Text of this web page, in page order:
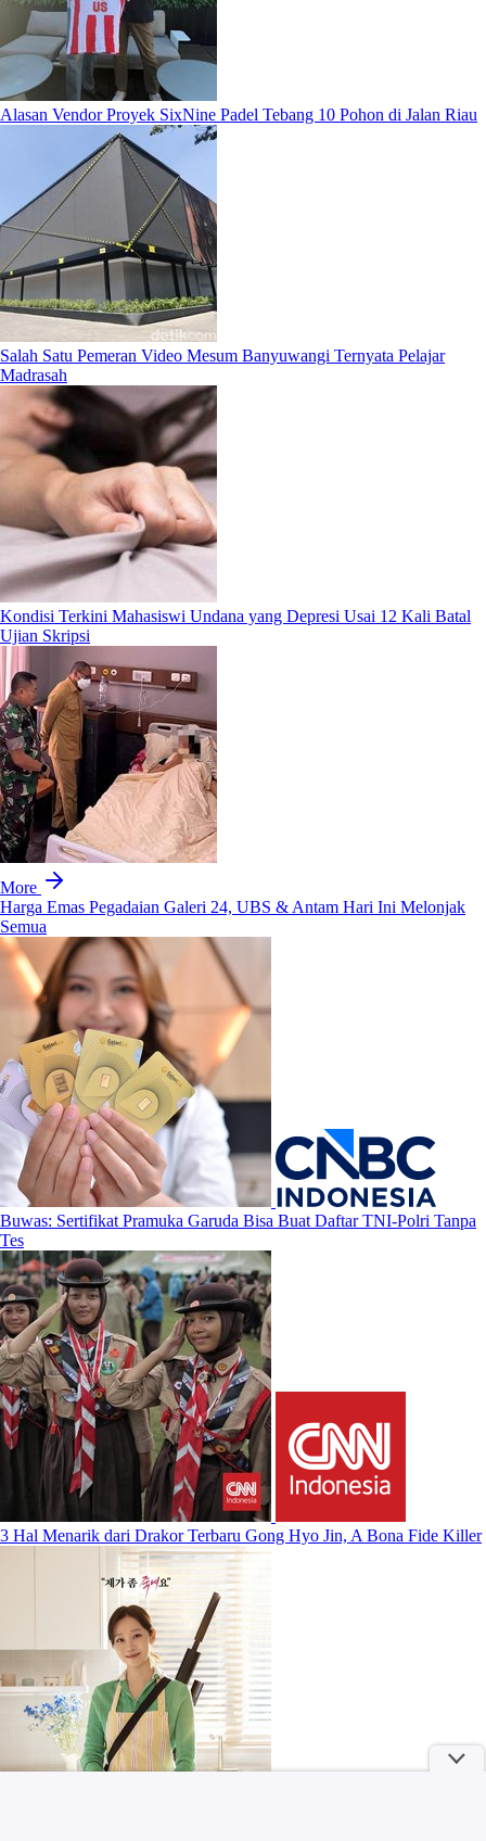
Alasan Vendor Proyek SixNine Padel Tebang 10 Pohon di Jalan Riau
Salah Satu Pemeran Video Mesum Banyuwangi Ternyata Pelajar
Madrasah
Kondisi Terkini Mahasiswi Undana yang Depresi Usai 12 Kali Batal
Ujian Skripsi
More
Harga Emas Pegadaian Galeri 24, UBS & Antam Hari Ini Melonjak
Semua
Buwas: Sertifikat Pramuka Garuda Bisa Buat Daftar TNI-Polri Tanpa
Tes
3 Hal Menarik dari Drakor Terbaru Gong Hyo Jin, A Bona Fide Killer